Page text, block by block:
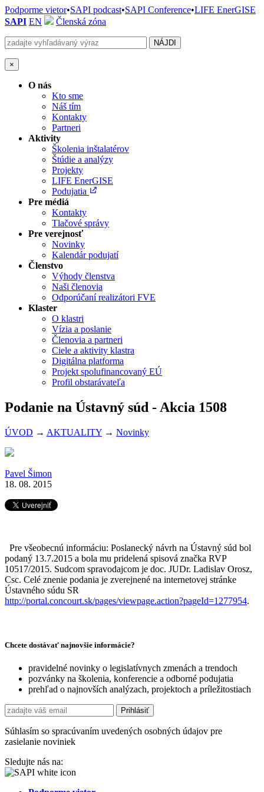
Podporme vietor•SAPI podcast•SAPI Conference•LIFE EnerGISE
SAPI EN Členská zóna
×
O nás
Kto sme
Náš tím
Kontakty
Partneri
Aktivity
Školenia inštalatérov
Štúdie a analýzy
Projekty
LIFE EnerGISE
Podujatia
Pre médiá
Kontakty
Tlačové správy
Pre verejnosť
Novinky
Kalendár podujatí
Členstvo
Výhody členstva
Naši členovia
Odporúčaní realizátori FVE
Klaster
O klastri
Vízia a poslanie
Členovia a partneri
Ciele a aktivity klastra
Digitálna platforma
Projekt spolufinancovaný EÚ
Profil obstarávateľa
Podanie na Ústavný súd - Akcia 1508
ÚVOD → AKTUALITY → Novinky
Pavel Šimon
18. 08. 2015
Pre všeobecnú informáciu: Poslanecký návrh na Ústavný súd bol
podaný 13.7.2015 a bola mu pridelená spisová značka RVP
10517/2015. Sudcom spravodajcom je doc. JUDr. Ladislav Orosz,
Csc. Celé znenie podania je zverejnené na internetovej stránke
Ústavného súdu SR
http://portal.concourt.sk/pages/viewpage.action?pageId=1277954.
Chcete dostávať najnovšie informácie?
pravidelné novinky o legislatívnych zmenách a trendoch
pozvánky na školenia, konferencie a odborné podujatia
prehľad o najnovších analýzach, projektoch a príležitostiach
Súhlasím so spracúvaním uvedených osobných údajov pre
zasielanie noviniek
Sledujte nás na: